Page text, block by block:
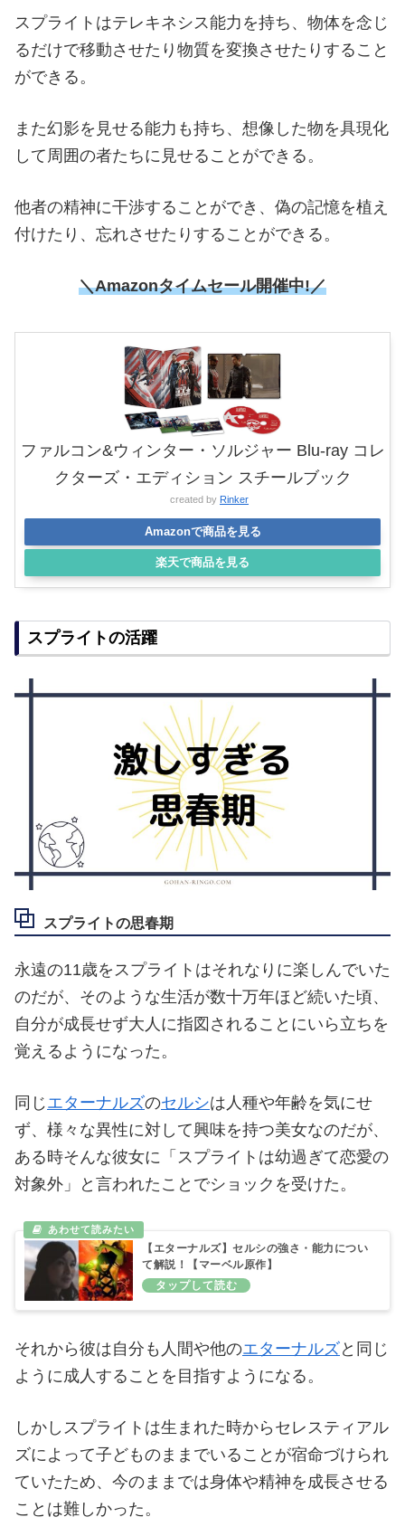
スプライトはテレキネシス能力を持ち、物体を念じ
るだけで移動させたり物質を変換させたりすること
ができる。
また幻影を見せる能力も持ち、想像した物を具現化
して周囲の者たちに見せることができる。
他者の精神に干渉することができ、偽の記憶を植え
付けたり、忘れさせたりすることができる。
＼Amazonタイムセール開催中!／
ファルコン&ウィンター・ソルジャー Blu-ray コレ
クターズ・エディション スチールブック
created by Rinker
Amazonで商品を見る
楽天で商品を見る
スプライトの活躍
スプライトの思春期
永遠の11歳をスプライトはそれなりに楽しんでいた
のだが、そのような生活が数十万年ほど続いた頃、
自分が成長せず大人に指図されることにいら立ちを
覚えるようになった。
同じエターナルズのセルシは人種や年齢を気にせ
ず、様々な異性に対して興味を持つ美女なのだが、
ある時そんな彼女に「スプライトは幼過ぎて恋愛の
対象外」と言われたことでショックを受けた。
【エターナルズ】セルシの強さ・能力につい
て解説！【マーベル原作】
それから彼は自分も人間や他のエターナルズと同じ
ように成人することを目指すようになる。
しかしスプライトは生まれた時からセレスティアル
ズによって子どものままでいることが宿命づけられ
ていたため、今のままでは身体や精神を成長させる
ことは難しかった。